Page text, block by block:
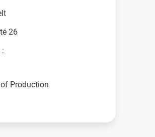
26
Production